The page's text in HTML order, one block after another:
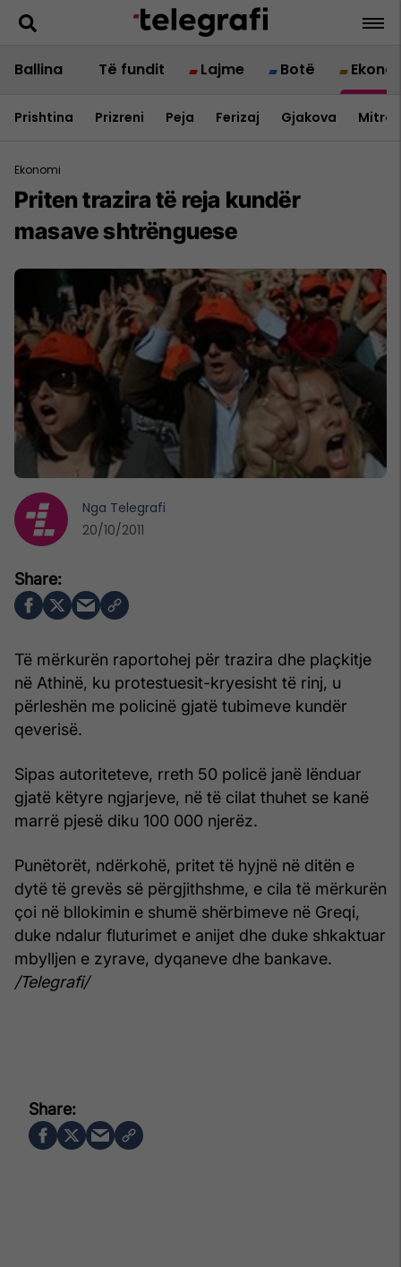
Ballina Të fundit Lajme Botë
Prishtina Prizreni Peja Ferizaj Gjakova
Ekonomi
Priten trazira të reja kundër
masave shtrënguese
Të mërkurën raportohej për trazira dhe plaçkitje
në Athinë, ku protestuesit-kryesisht të rinj, u
përleshën me policinë gjatë tubimeve kundër
qeverisë.
Sipas autoriteteve, rreth 50 policë janë lënduar
gjatë këtyre ngjarjeve, në të cilat thuhet se kanë
marrë pjesë diku 100 000 njerëz.
Punëtorët, ndërkohë, pritet të hyjnë në ditën e
dytë të grevës së përgjithshme, e cila të mërkurën
çoi në bllokimin e shumë shërbimeve në Greqi,
duke ndalur fluturimet e anijet dhe duke shkaktuar
mbylljen e zyrave, dyqaneve dhe bankave.
/Telegrafi/
Nga Telegrafi
20/10/2011